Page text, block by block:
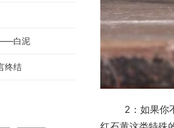
——白泥
终结